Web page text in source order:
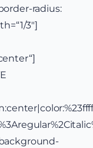
radius:
3″]